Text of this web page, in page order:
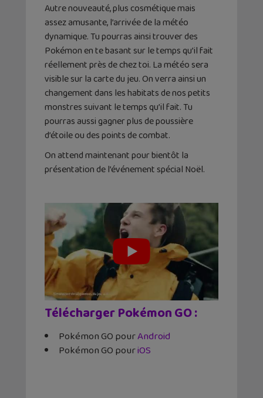
Autre nouveauté, plus cosmétique mais
assez amusante, l’arrivée de la météo
dynamique. Tu pourras ainsi trouver des
Pokémon en te basant sur le temps qu’il fait
réellement près de chez toi. La météo sera
visible sur la carte du jeu. On verra ainsi un
changement dans les habitats de nos petits
monstres suivant le temps qu’il fait. Tu
pourras aussi gagner plus de poussière
d’étoile ou des points de combat.
On attend maintenant pour bientôt la
présentation de l’événement spécial Noël.
Télécharger Pokémon GO:
Pokémon GO pourAndroid
Pokémon GO pouriOS